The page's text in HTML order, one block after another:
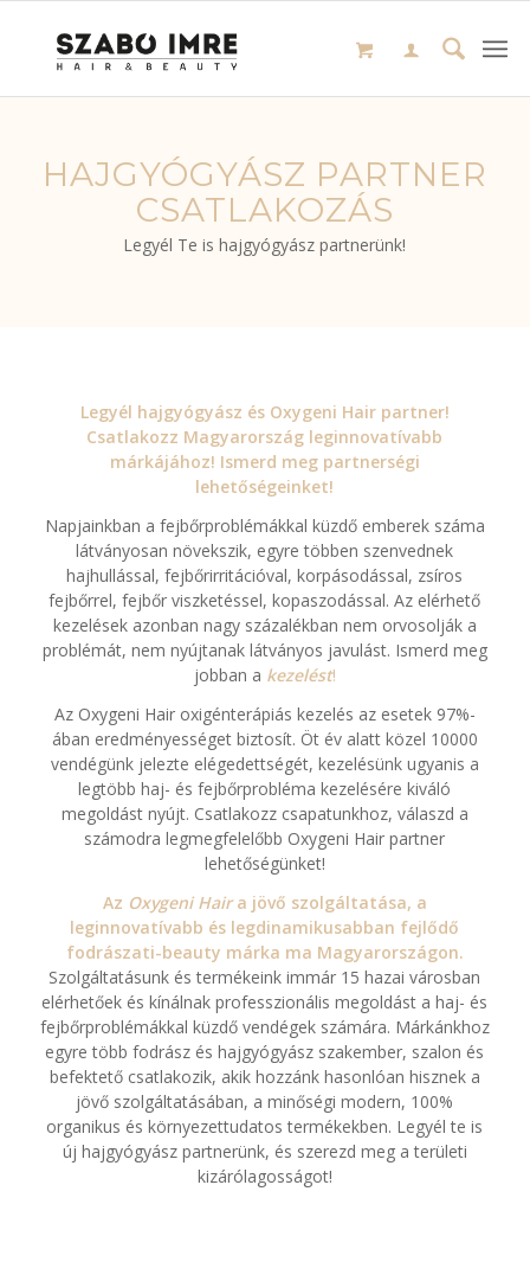
HAJGYÓGYÁSZ PARTNER
CSATLAKOZÁS
Legyél Te is hajgyógyász partnerünk!
Legyél hajgyógyász és Oxygeni Hair partner!
Csatlakozz Magyarország leginnovatívabb
márkájához! Ismerd meg partnerségi
lehetőségeinket!
Napjainkban a fejbőrproblémákkal küzdő emberek száma
látványosan növekszik, egyre többen szenvednek
hajhullással, fejbőrirritációval, korpásodással, zsíros
fejbőrrel, fejbőr viszketéssel, kopaszodással. Az elérhető
kezelések azonban nagy százalékban nem orvosolják a
problémát, nem nyújtanak látványos javulást. Ismerd meg
jobban a kezelést!
Az Oxygeni Hair oxigénterápiás kezelés az esetek 97%-
ában eredményességet biztosít. Öt év alatt közel 10000
vendégünk jelezte elégedettségét, kezelésünk ugyanis a
legtöbb haj- és fejbőrprobléma kezelésére kiváló
megoldást nyújt. Csatlakozz csapatunkhoz, válaszd a
számodra legmegfelelőbb Oxygeni Hair partner
lehetőségünket!
Az Oxygeni Haira jövő szolgáltatása, a
leginnovatívabb és legdinamikusabban fejlődő
fodrászati-beauty márka ma Magyarországon.
Szolgáltatásunk és termékeink immár 15 hazai városban
elérhetőek és kínálnak professzionális megoldást a haj- és
fejbőrproblémákkal küzdő vendégek számára. Márkánkhoz
egyre több fodrász és hajgyógyász szakember, szalon és
befektető csatlakozik, akik hozzánk hasonlóan hisznek a
jövő szolgáltatásában, a minőségi modern, 100%
organikus és környezettudatos termékekben. Legyél te is
új hajgyógyász partnerünk, és szerezd meg a területi
kizárólagosságot!